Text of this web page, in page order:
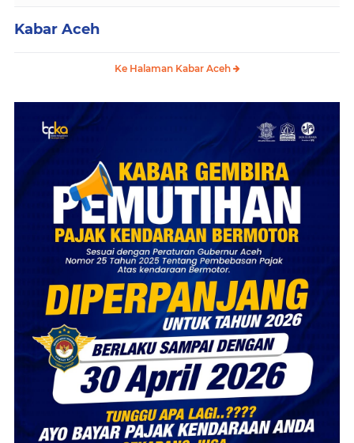
Kabar Aceh
Ke Halaman Kabar Aceh